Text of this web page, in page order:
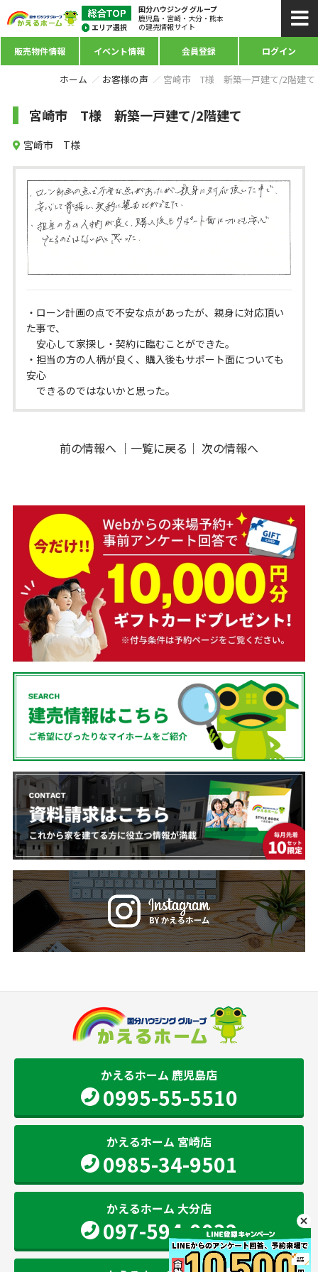
国分ハウジング グループ
鹿児島・宮崎・大分・熊本
の建売情報サイト
販売物件情報 イベント情報 会員登録 ログイン
ホーム お客様の声 宮崎市 T様 新築一戸建て/2階建て
宮崎市 T様 新築一戸建て/2階建て
宮崎市 T様
・ローン計画の点で不安な点があったが、親身に対応頂い
た事で、
安心して家探し・契約に臨むことができた。
・担当の方の人柄が良く、購入後もサポート面についても
安心
できるのではないかと思った。
前の情報へ ｜ 一覧に戻る ｜ 次の情報へ
かえるホーム 鹿児島店
0995-55-5510
かえるホーム 宮崎店
0985-34-9501
かえるホーム 大分店
097-594-0032